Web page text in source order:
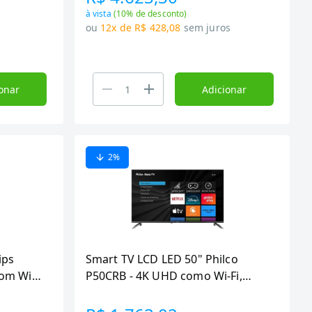
à vista (10% de desconto)
ou 12x de R$ 428,08 sem juros
Adicionar
Wi-
2%
Smart TV LCD LED 50" Philco
P50CRB - 4K UHD como Wi-Fi,